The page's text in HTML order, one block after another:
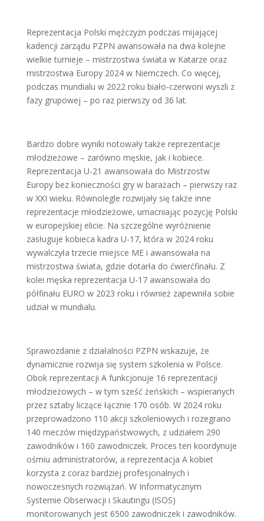
Reprezentacja Polski mężczyzn podczas mijającej
kadencji zarządu PZPN awansowała na dwa kolejne
wielkie turnieje – mistrzostwa świata w Katarze oraz
mistrzostwa Europy 2024 w Niemczech. Co więcej,
podczas mundialu w 2022 roku biało-czerwoni wyszli z
fazy grupowej – po raz pierwszy od 36 lat.
Bardzo dobre wyniki notowały także reprezentacje
młodzieżowe – zarówno męskie, jak i kobiece.
Reprezentacja U-21 awansowała do Mistrzostw
Europy bez konieczności gry w barażach – pierwszy raz
w XXI wieku. Równolegle rozwijały się także inne
reprezentacje młodzieżowe, umacniając pozycję Polski
w europejskiej elicie. Na szczególne wyróżnienie
zasługuje kobieca kadra U-17, która w 2024 roku
wywalczyła trzecie miejsce ME i awansowała na
mistrzostwa świata, gdzie dotarła do ćwierćfinału. Z
kolei męska reprezentacja U-17 awansowała do
półfinału EURO w 2023 roku i również zapewniła sobie
udział w mundialu.
Sprawozdanie z działalności PZPN wskazuje, że
dynamicznie rozwija się system szkolenia w Polsce.
Obok reprezentacji A funkcjonuje 16 reprezentacji
młodzieżowych – w tym sześć żeńskich – wspieranych
przez sztaby liczące łącznie 170 osób. W 2024 roku
przeprowadzono 110 akcji szkoleniowych i rozegrano
140 meczów międzypaństwowych, z udziałem 290
zawodników i 160 zawodniczek. Proces ten koordynuje
ośmiu administratorów, a reprezentacja A kobiet
korzysta z coraz bardziej profesjonalnych i
nowoczesnych rozwiązań. W Informatycznym
Systemie Obserwacji i Skautingu (ISOS)
monitorowanych jest 6500 zawodniczek i zawodników.